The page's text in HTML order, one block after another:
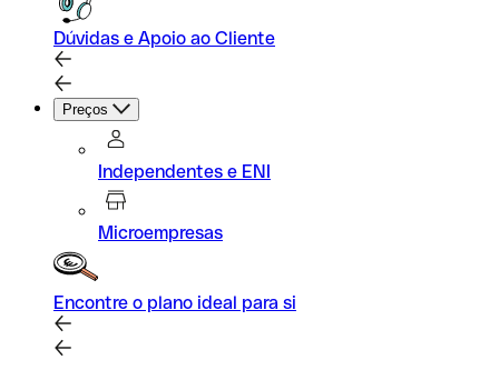
Dúvidas e Apoio ao Cliente
Preços
Independentes e ENI
Microempresas
Encontre o plano ideal para si